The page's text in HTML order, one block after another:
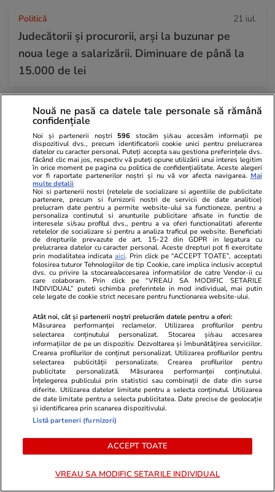
Politică 21 iul.
Judecătorii și procurorii, arși la buzunar pe
noua lege a salarizării. Diminuare de până la
15.000 de lei
Știri România 21 iul.
Curtea de Apel București a suspendat
procedura noii legi a salarizării, pusă în
transparență de Ministerul Muncii. Dragoș
Pîslaru: „Nu produce vreun efect”
Vacanțe și Cultură 21 iul.
Un turist francez i-a enervat pe
islandezi după ce s-a plimbat cu
două SUV-uri prin locuri
nepermise: „Nu ești binevenit aici”
Vacanțe și
Țara din
recomandă
cazul în
Nouă ne pasă ca datele tale personale să rămână
confidențiale
Noi și partenerii noștri 596 stocăm și/sau accesăm informații pe
dispozitivul dvs., precum identificatorii cookie unici pentru prelucrarea
datelor cu caracter personal. Puteți accepta sau gestiona preferințele dvs.
făcând clic mai jos, respectiv vă puteți opune utilizării unui interes legitim
în orice moment pe pagina cu politica de confidențialitate. Aceste alegeri
vor fi raportate partenerilor noștri și nu vă vor afecta navigarea. Mai
multe detalii
Noi si partenerii nostri (retelele de socializare si agentiile de publicitate
partenere, precum si furnizorii nostri de servicii de date analitice)
prelucram date pentru a permite website-ului sa functioneze, pentru a
personaliza continutul si anunturile publicitare afisate in functie de
interesele si/sau profilul dvs., pentru a va oferi functionalitati aferente
retelelor de socializare si pentru a analiza traficul pe website. Beneficiati
de drepturile prevazute de art. 15-22 din GDPR in legatura cu
prelucrarea datelor cu caracter personal. Aceste drepturi pot fi exercitate
prin modalitatea indicataaici. Prin click pe “ACCEPT TOATE”, acceptati
folosirea tuturor Tehnologiilor de tip Cookie, care implica inclusiv acceptul
dvs. cu privire la stocarea/accesarea informatiilor de catre Vendor-ii cu
care colaboram. Prin click pe “VREAU SA MODIFIC SETARILE
INDIVIDUAL” puteti schimba preferintele in mod individual, mai putin
cele legate de cookie strict necesare pentru functionarea website-ului.
Atât noi, cât și partenerii noștri prelucrăm datele pentru a oferi:
Măsurarea performanței reclamelor. Utilizarea profilurilor pentru
selectarea conținutului personalizat. Stocarea și/sau accesarea
informațiilor de pe un dispozitiv. Dezvoltarea și îmbunătățirea serviciilor.
Crearea profilurilor de conținut personalizat. Utilizarea profilurilor pentru
selectarea publicității personalizate. Crearea profilurilor pentru
publicitate personalizată. Măsurarea performanței conținutului.
Înțelegerea publicului prin statistici sau combinații de date din surse
diferite. Utilizarea datelor limitate pentru a selecta conținutul. Utilizarea
de date limitate pentru a selecta publicitatea. Date precise de geolocație
și identificarea prin scanarea dispozitivului.
Listă parteneri (furnizori)
ACCEPT TOATE
VREAU SA MODIFIC SETARILE INDIVIDUAL